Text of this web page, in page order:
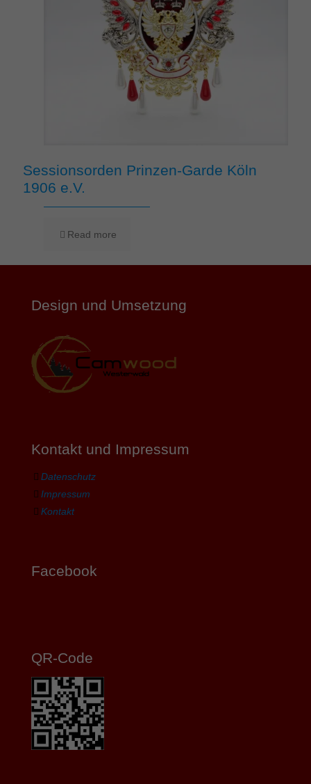
Sessionsorden Prinzen-Garde Köln
1906 e.V.
Read more
Design und Umsetzung
Kontakt und Impressum
Datenschutz
Impressum
Kontakt
Facebook
QR-Code